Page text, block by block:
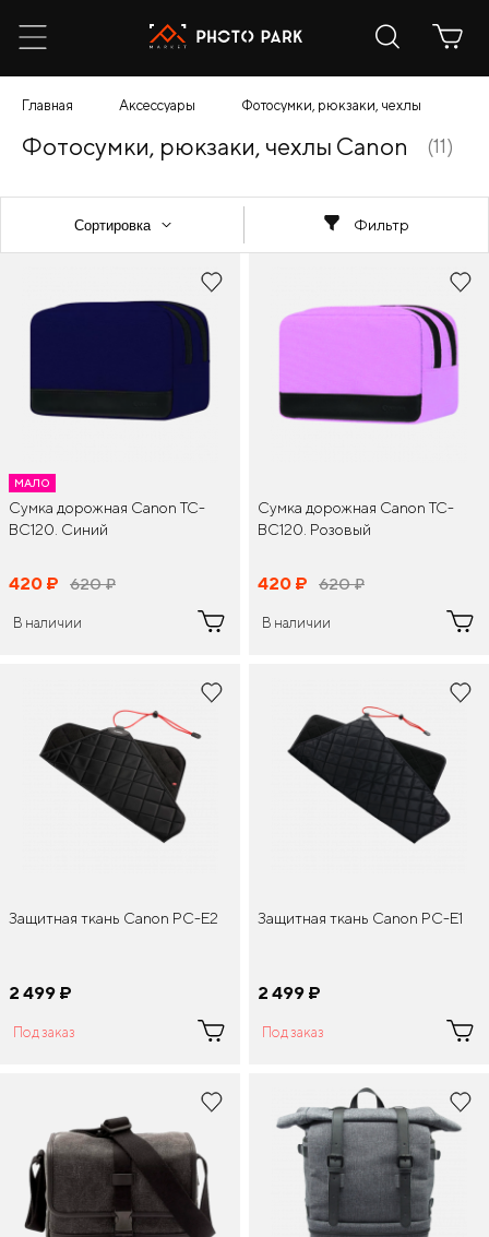
Главная Аксессуары Фотосумки, рюкзаки, чехлы
Фотосумки, рюкзаки, чехлы Canon (11)
Фильтр
МАЛО
Сумка дорожная Canon TC-
BC120. Синий
420 ¤ 620¤
В наличии
Сумка дорожная Canon TC-
BC120. Розовый
420 ¤ 620¤
В наличии
Защитная ткань Canon PC-E2
2 499 ¤
Под заказ
Защитная ткань Canon PC-E1
2 499 ¤
Под заказ